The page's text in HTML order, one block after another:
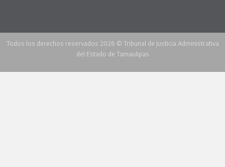
Todos los derechos reservados 2026 © Tribunal de Justicia Administrativa
del Estado de Tamaulipas